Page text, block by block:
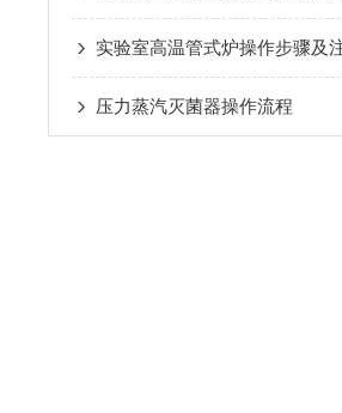
压力蒸汽灭菌器操作流程